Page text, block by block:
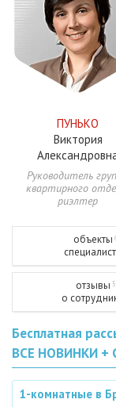
ПУНЬКО
Виктория
Руководитель
квартирного
риэлтер
объекты
отзывы
о
Бесплатная
ВСЕ НОВИНКИ
1-комнатные в